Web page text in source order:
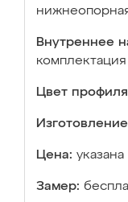
Внутреннее
комплектация
Цвет
Цена:
Замер: